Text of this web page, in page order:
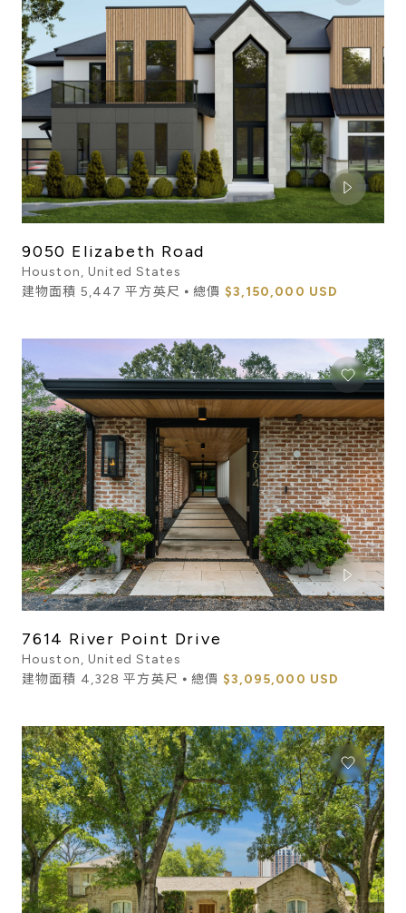
9050 Elizabeth Road
Houston, United States
建物面積 5,447 平方英尺 ⦁ 總價 $3,150,000 USD
7614 River Point Drive
Houston, United States
建物面積 4,328 平方英尺 ⦁ 總價 $3,095,000 USD